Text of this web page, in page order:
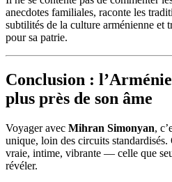
anecdotes familiales, raconte les
subtilités de la culture arménienne et
pour sa patrie.
Conclusion :
plus près de son âme
Voyager avec Mihran Simonyan,
unique, loin des circuits
vraie, intime, vibrante — celle que
révéler.